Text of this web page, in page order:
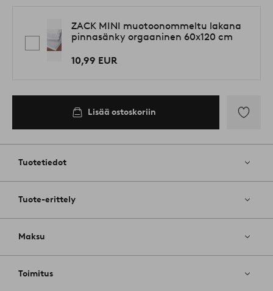
ZACK MINI muotoonommeltu lakana
pinnasänky orgaaninen 60x120 cm
10,99 EUR
Lisää ostoskoriin
Tuotetiedot
Tuote-erittely
Maksu
Toimitus